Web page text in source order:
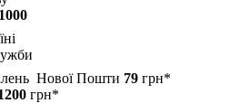
Нової Пошти 79 грн*
грн*